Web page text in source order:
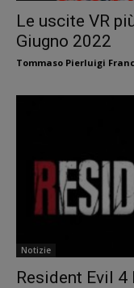
Le uscite VR
Giugno 2022
Tommaso Pierluigi
Notizie
Resident Evil 4